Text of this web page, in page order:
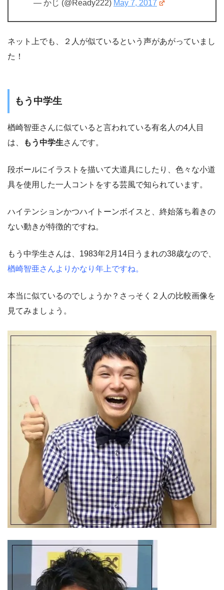
— かじ (@Ready222) May 7, 2017
ネット上でも、２人が似ているという声があがっていまし
た！
もう中学生
楢崎智亜さんに似ていると言われている有名人の4人目
は、
もう中学生さんです。
段ボールにイラストを描いて大道具にしたり、色々な小道
具を使用した一人コントをする芸風で知られています。
ハイテンションかつハイトーンボイスと、終始落ち着きの
ない動きが特徴的ですね。
もう中学生さんは、1983年2月14日うまれの38歳なので、
楢崎智亜さんよりかなり年上ですね。
本当に似ているのでしょうか？さっそく２人の比較画像を
見てみましょう。